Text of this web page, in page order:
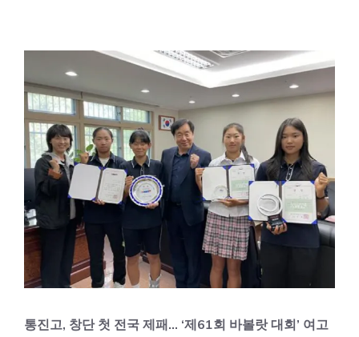
통진고, 창단 첫 전국 제패… ‘제61회 바볼랏 대회’ 여고